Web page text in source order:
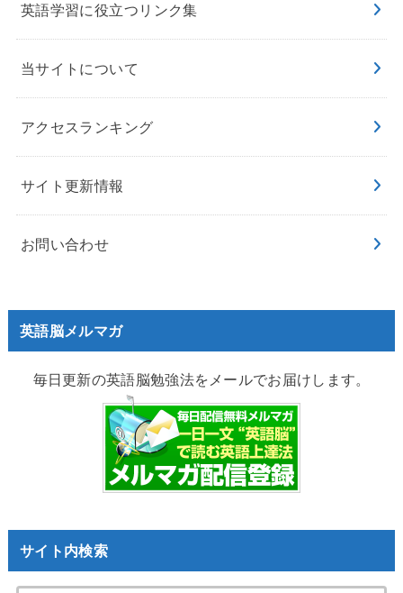
英語学習に役立つリンク集
当サイトについて
アクセスランキング
サイト更新情報
お問い合わせ
英語脳メルマガ
毎日更新の英語脳勉強法をメールでお届けします。
サイト内検索